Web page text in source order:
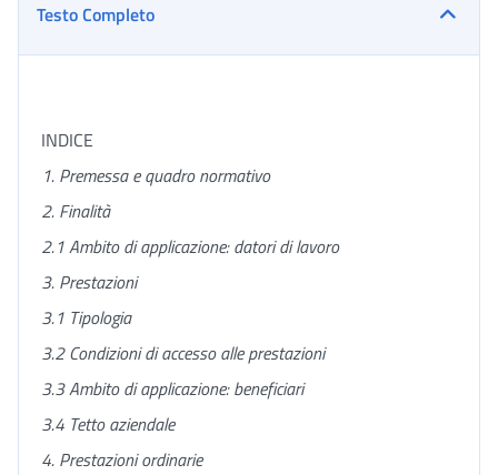
Testo Completo
INDICE
1. Premessa e quadro normativo
2. Finalità
2.1 Ambito di applicazione: datori di lavoro
3. Prestazioni
3.1 Tipologia
3.2 Condizioni di accesso alle prestazioni
3.3 Ambito di applicazione: beneficiari
3.4 Tetto aziendale
4. Prestazioni ordinarie